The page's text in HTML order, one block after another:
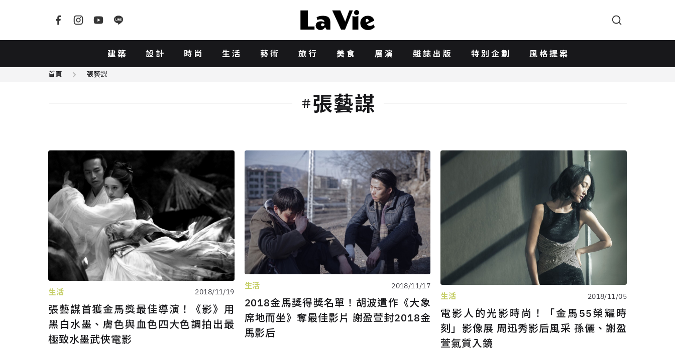
建築 設計 時尚 生活 藝術 旅行 美食 展演 雜誌出版 特別企劃 風格提案
首頁 張藝謀
張藝謀
生活 2018/11/19
張藝謀首獲金馬獎最佳導演！《影》用
黑白水墨、膚色與血色四大色調拍出最
極致水墨武俠電影
生活 2018/11/17
2018金馬獎得獎名單！胡波遺作《大象
席地而坐》奪最佳影片 謝盈萱封2018金
馬影后
生活 2018/11/05
電影人的光影時尚！「金馬55榮耀時
刻」影像展 周迅秀影后風采 孫儷、謝盈
萱氣質入鏡